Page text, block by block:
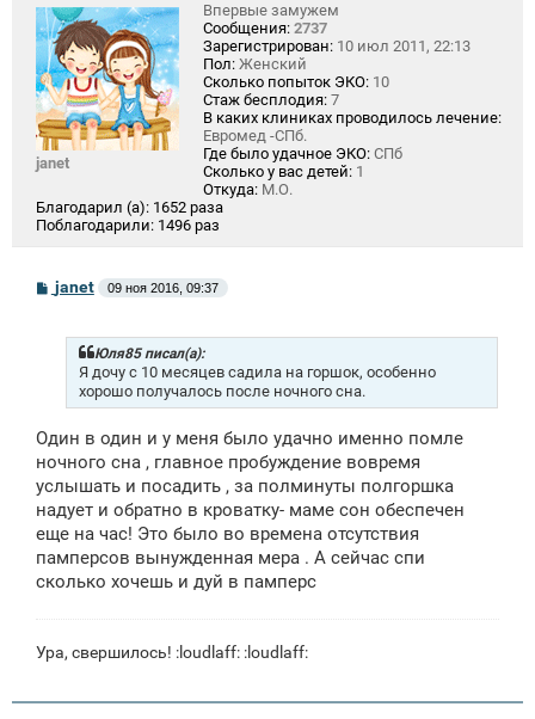
janet
Впервые замужем
Сообщения: 2737
Зарегистрирован: 10 июл 2011, 22:13
Пол: Женский
Сколько попыток ЭКО: 10
Стаж бесплодия: 7
В каких клиниках проводилось лечение:
Евромед -СПб.
Где было удачное ЭКО: СПб
Сколько у вас детей: 1
Откуда: М.О.
Благодарил (а): 1652 раза
Поблагодарили: 1496 раз
С
о
janet 09 ноя 2016, 09:37
Юля85 писал(а):
Я дочу с 10 месяцев садила на горшок, особенно
хорошо получалось после ночного сна.
Один в один и у меня было удачно именно помле
ночного сна , главное пробуждение вовремя
услышать и посадить , за полминуты полгоршка
надует и обратно в кроватку- маме сон обеспечен
еще на час! Это было во времена отсутствия
памперсов вынужденная мера . А сейчас спи
сколько хочешь и дуй в памперс
Ура, свершилось! :loudlaff: :loudlaff: